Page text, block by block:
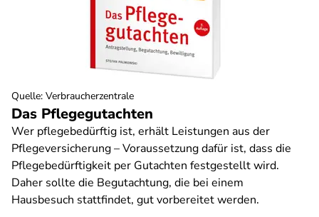
Das Pflegegutachten
Wer pflegebedürftig ist, erhält Leistungen aus der
Pflegeversicherung – Voraussetzung dafür ist, dass die
Pflegebedürftigkeit per Gutachten festgestellt wird.
Daher sollte die Begutachtung, die bei einem
Hausbesuch stattfindet, gut vorbereitet werden.
Quelle: Verbraucherzentrale